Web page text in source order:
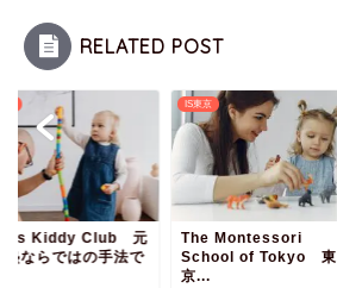
RELATED POST
Kiddy Club 元
塾ならではの手法で
IS東京
The Montessori
School of Tokyo 東
京...